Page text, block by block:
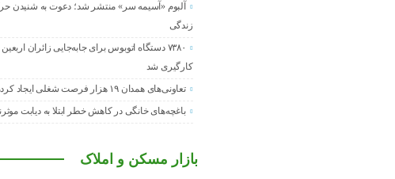
آلبوم «آسیمه سر» منتشر شد؛ دعوت به شنیدن
زندگی
۷۳۸۰ دستگاه اتوبوس برای جابه‌جایی زائران اربعین
کارگیری شد
تعاونی‌های همدان ۱۹ هزار فرصت شغلی ایجاد کرده‌اند
باغچه‌های خانگی در کاهش خطر ابتلا به دیابت
بازار مسکن و املاک